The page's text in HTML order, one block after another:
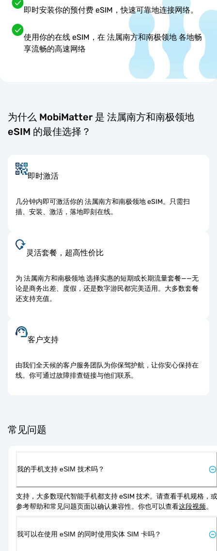
即时安装你的预付费 eSIM，快速可靠地连接网络。
使用你的在线 eSIM，在 法属南方和南极领地 各地畅
享流畅的高速网络
为什么 MobiMatter 是 法属南方和南极领地
eSIM 的最佳选择？
即时激活
几分钟内即可激活你的 法属南方和南极领地 eSIM。只需扫
描、安装、激活，落地即刻在线。
灵活套餐，超高性价比
为 法属南方和南极领地 选择实惠的短期或长期流量套餐——无
论是商务出差、度假，还是数字游民都完美适用。大多数套餐
还支持充值。
客户支持
由我们全天候的客户服务团队为你保驾护航，让你安心保持在
线。你可通过故障排查链接与他们联系。
常见问题
我的手机支持 eSIM 技术吗？
支持，大多数现代智能手机都支持 eSIM 技术。请查看手机规格，或
参考帮助和常见问题页面以确认兼容性。你也可以查看这段视频。
我可以在使用 eSIM 的同时使用实体 SIM 卡吗？